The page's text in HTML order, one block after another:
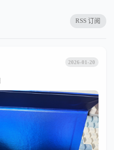
RSS 订阅
2026-01-20